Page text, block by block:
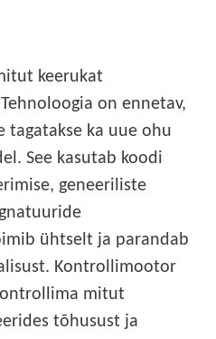
keerukat
on ennetav,
tagatakse ka uue ohu
See kasutab koodi
geneeriliste
ühtselt ja parandab
Kontrollimootor
mitut
tõhusust ja